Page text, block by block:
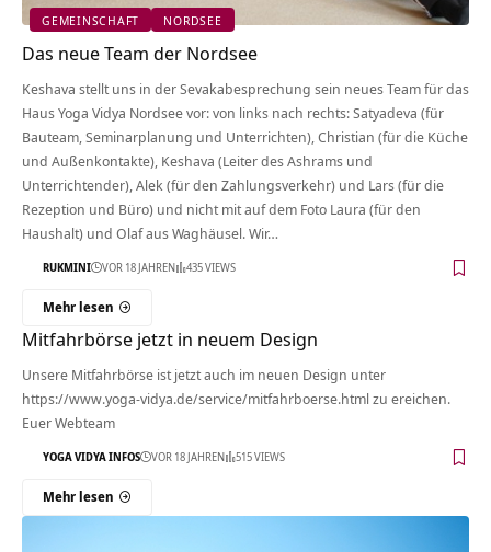
GEMEINSCHAFT NORDSEE
Das neue Team der Nordsee
Keshava stellt uns in der Sevakabesprechung sein neues Team für das
Haus Yoga Vidya Nordsee vor: von links nach rechts: Satyadeva (für
Bauteam, Seminarplanung und Unterrichten), Christian (für die Küche
und Außenkontakte), Keshava (Leiter des Ashrams und
Unterrichtender), Alek (für den Zahlungsverkehr) und Lars (für die
Rezeption und Büro) und nicht mit auf dem Foto Laura (für den
Haushalt) und Olaf aus Waghäusel. Wir…
RUKMINI VOR 18 JAHREN 435 VIEWS
Mehr lesen
Mitfahrbörse jetzt in neuem Design
Unsere Mitfahrbörse ist jetzt auch im neuen Design unter
https://www.yoga-vidya.de/service/mitfahrboerse.html zu ereichen.
Euer Webteam
YOGA VIDYA INFOS VOR 18 JAHREN 515 VIEWS
Mehr lesen